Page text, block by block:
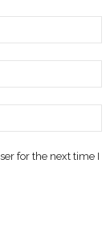
for the next time I